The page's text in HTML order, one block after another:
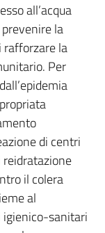
all’acqua
la
rafforzare la
Per
di centri
il colera
al
igienico-sanitari